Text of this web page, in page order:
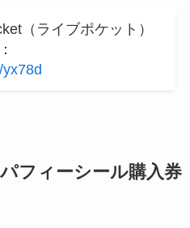
（ライブポケット）
フィーシール購入券